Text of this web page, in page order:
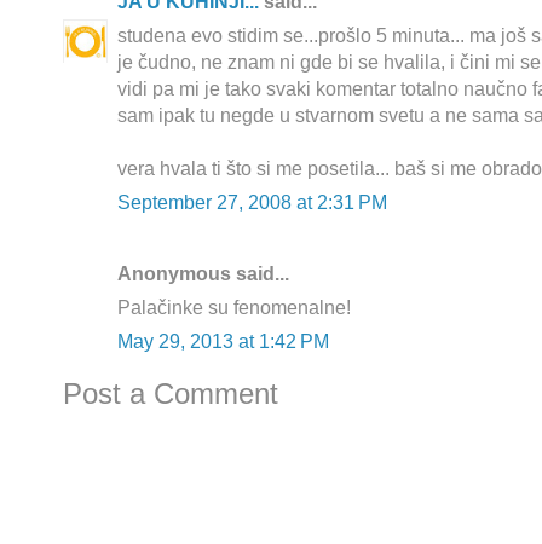
studena evo stidim se...prošlo 5 minuta... ma još
je čudno, ne znam ni gde bi se hvalila, i čini mi
vidi pa mi je tako svaki komentar totalno naučno
sam ipak tu negde u stvarnom svetu a ne sama
vera hvala ti što si me posetila... baš si me
September 27, 2008 at 2:31 PM
Anonymous said...
Palačinke su fenomenalne!
May 29, 2013 at 1:42 PM
Post a Comment